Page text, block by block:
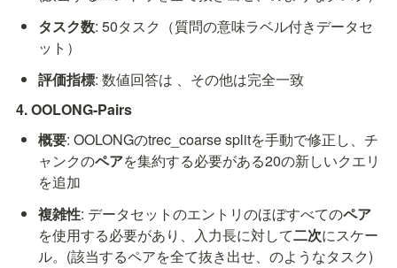
タスク数: 50タスク（質問の意味ラベル付きデータセ
ット）
評価指標: 数値回答は 、その他は完全一致
4. OOLONG-Pairs
概要: OOLONGのtrec_coarse splitを手動で修正し、チ
ャンクのペアを集約する必要がある20の新しいクエリ
を追加
複雑性: データセットのエントリのほぼすべてのペア
を使用する必要があり、入力長に対して二次にスケー
ル。(該当するペアを全て抜き出せ、のようなタスク)